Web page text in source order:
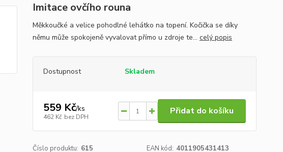
Imitace ovčího rouna
Měkkoučké a velice pohodlné lehátko na topení. Kočička se díky
němu může spokojeně vyvalovat přímo u zdroje te... celý popis
Dostupnost Skladem
559 Kč/ks
462 Kč bez DPH
Přidat do košíku
Číslo produktu: 615 EAN kód: 4011905431413